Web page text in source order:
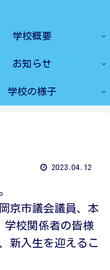
学校概要
お知らせ
学校の様子
2023.04.12
京市議会議員、本
学校関係者の皆様
新入生を迎えるこ